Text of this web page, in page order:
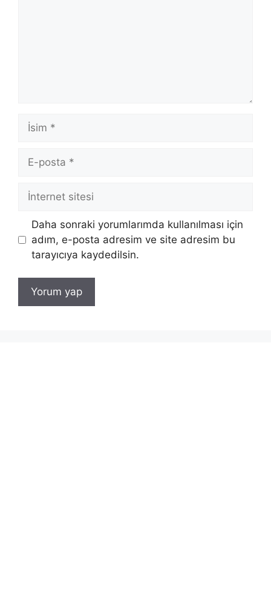
İsim
posta
İnternet
sitesi
Daha sonraki yorumlarımda kullanılması için
adım, e-posta adresim ve site adresim bu
tarayıcıya kaydedilsin.